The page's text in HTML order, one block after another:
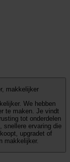
makkelijker
hebben
te maken. Je vindt
tot onderdelen
snellere ervaring die
upgradet of
makkelijker.